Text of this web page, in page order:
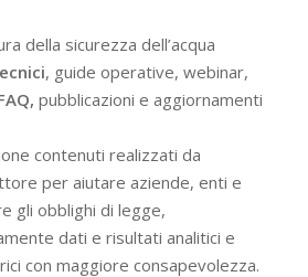
della sicurezza dell’acqua
, guide operative, webinar,
pubblicazioni e aggiornamenti
contenuti realizzati da
per aiutare aziende, enti e
gli obblighi di legge,
dati e risultati analitici e
con maggiore consapevolezza.